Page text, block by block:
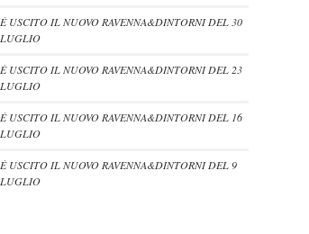
È USCITO IL NUOVO RAVENNA&DINTORNI DEL 30
LUGLIO
È USCITO IL NUOVO RAVENNA&DINTORNI DEL 23
LUGLIO
È USCITO IL NUOVO RAVENNA&DINTORNI DEL 16
LUGLIO
È USCITO IL NUOVO RAVENNA&DINTORNI DEL 9
LUGLIO